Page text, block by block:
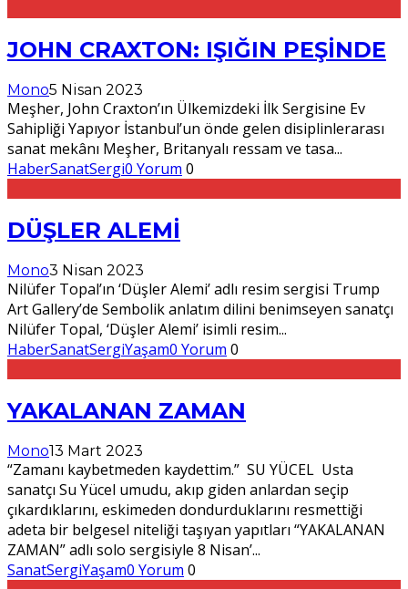
JOHN CRAXTON: IŞIĞIN PEŞİNDE
Mono5 Nisan 2023
Meşher, John Craxton’ın Ülkemizdeki İlk Sergisine Ev
Sahipliği Yapıyor İstanbul’un önde gelen disiplinlerarası
sanat mekânı Meşher, Britanyalı ressam ve tasa...
HaberSanatSergi0 Yorum 0
DÜŞLER ALEMİ
Mono3 Nisan 2023
Nilüfer Topal’ın ‘Düşler Alemi’ adlı resim sergisi Trump
Art Gallery’de Sembolik anlatım dilini benimseyen sanatçı
Nilüfer Topal, ‘Düşler Alemi’ isimli resim...
HaberSanatSergiYaşam0 Yorum 0
YAKALANAN ZAMAN
Mono13 Mart 2023
“Zamanı kaybetmeden kaydettim.” SU YÜCEL Usta
sanatçı Su Yücel umudu, akıp giden anlardan seçip
çıkardıklarını, eskimeden dondurduklarını resmettiği
adeta bir belgesel niteliği taşıyan yapıtları “YAKALANAN
ZAMAN” adlı solo sergisiyle 8 Nisan’...
SanatSergiYaşam0 Yorum 0